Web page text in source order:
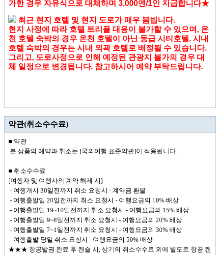
가한 경우 자유식으로 대체하며 3,000엔/1인 지급합니다★
최근 현지 호텔 및 현지 도로가 매우 붐빕니다.
현지 사정에 따라 호텔 트리플 대응이 불가할 수 있으며, 온
천 호텔 숙박의 경우 온천 호텔이 아닌 동급 시티호텔. 시내
호텔 숙박의 경우는 시내 외곽 호텔로 배정될 수 있습니다.
그리고, 도로사정으로 인해 예정된 관광지 불가의 경우 대
체 일정으로 변경됩니다. 참고하시어 예약 부탁드립니다.
약관(취소수수료)
■ 약관
본 상품의 예약과 취소는 [국외여행 표준약관]이 적용됩니다.
■ 취소수수료
[여행자 및 여행사의 계약 해제 시]
- 여행개시 30일전까지 취소 요청시 - 계약금 환불
- 여행출발일 20일전까지 취소 요청시 - 여행요금의 10% 배상
- 여행출발일 19~10일전까지 취소 요청시 - 여행요금의 15% 배상
- 여행출발일 9~8일전까지 취소 요청시 - 여행요금의 20% 배상
- 여행출발일 7~1일전까지 취소 요청시 - 여행요금의 30% 배상
- 여행출발 당일 취소 요청시 - 여행요금의 50% 배상
★★★ 항공발권 완료 후 캔슬 시, 상기의 취소수수료 외에 별도로 항공 캔